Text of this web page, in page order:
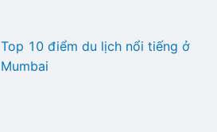
Top 10 điểm du lịch nổi tiếng ở
Mumbai